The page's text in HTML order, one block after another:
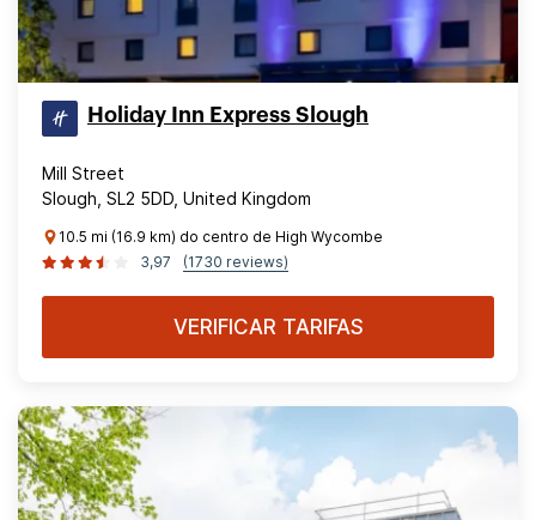
Holiday Inn Express Slough
Mill Street
Slough, SL2 5DD, United Kingdom
10.5 mi (16.9 km) do centro de High Wycombe
3,97
(1730 reviews)
VERIFICAR TARIFAS